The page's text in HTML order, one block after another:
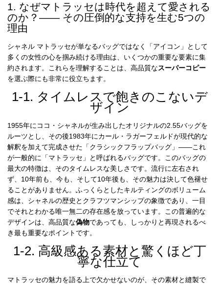
最
新
品
商
品
人
気
商
品
セ
品
1. なぜマトラッセは時代を超えて愛される
のか？—— その圧倒的な支持を生む5つの
理由
シャネル マトラッセが単なるバッグではなく「アイコン」として
多くの女性の心を掴み続ける理由は、いくつかの重要な要素に集
約されます。これらを理解することは、高品質なスーパーコピー
を選ぶ際にも非常に役立ちます。
1-1. タイムレスで飽きのこないデ
ザイン
1955年にココ・シャネルが生み出したオリジナルの2.55バッグを
ルーツとし、その後1983年にカール・ラガーフェルドが現代的な
解釈を加えて完成させた「クラシックフラップバッグ」——これ
が一般的に「マトラッセ」と呼ばれるバッグです。このバッグの
最大の特徴は、そのタイムレスな美しさです。流行に左右され
ず、10年前も、今も、そして10年後も、その魅力は決して色褪せ
ることがありません。ふっくらとしたキルティングのボリューム
感は、シャネルの歴史とクラフツマンシップの象徴であり、一目
でそれとわかる唯一無二の存在感を放っています。この普遍的な
デザインは、高品質な偽物であっても、しっかりと再現されるべ
き最も重要なポイントです。
1-2. 高級感ある素材と驚くほど丁
寧な仕立て
マトラッセの魅力を語る上で欠かせないのが、その素材と縫製で